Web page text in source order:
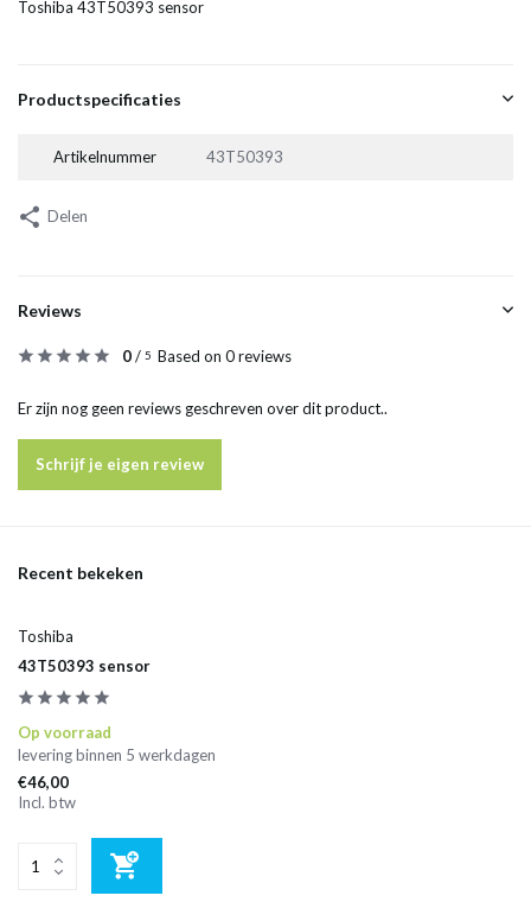
Toshiba 43T50393 sensor
Productspecificaties
Artikelnummer 43T50393
Delen
Reviews
0/ 5 Based on 0 reviews
Er zijn nog geen reviews geschreven over dit product..
Schrijf je eigen review
Recent bekeken
Toshiba
43T50393 sensor
Op voorraad
levering binnen 5 werkdagen
€46,00
Incl. btw